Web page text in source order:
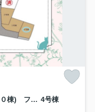
【新築】高崎市江木町 ４号棟(全１０棟) フェリディアガーデン 新築建売分譲 4号棟